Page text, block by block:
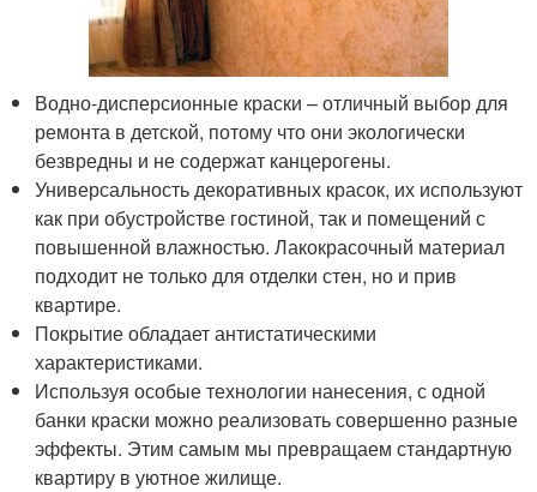
Водно-дисперсионные краски – отличный выбор для
ремонта в детской, потому что они экологически
безвредны и не содержат канцерогены.
Универсальность декоративных красок, их используют
как при обустройстве гостиной, так и помещений с
повышенной влажностью. Лакокрасочный материал
подходит не только для отделки стен, но и прив
квартире.
Покрытие обладает антистатическими
характеристиками.
Используя особые технологии нанесения, с одной
банки краски можно реализовать совершенно разные
эффекты. Этим самым мы превращаем стандартную
квартиру в уютное жилище.